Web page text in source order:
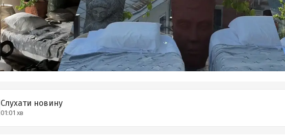
Слухати новину
01:01 хв